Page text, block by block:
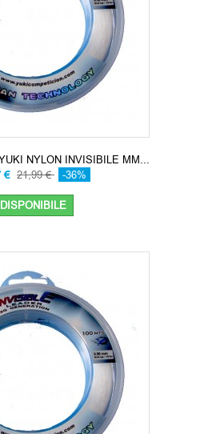
NYLON INVISIBILE MM...
€ 21,99 € -36%
DISPONIBILE